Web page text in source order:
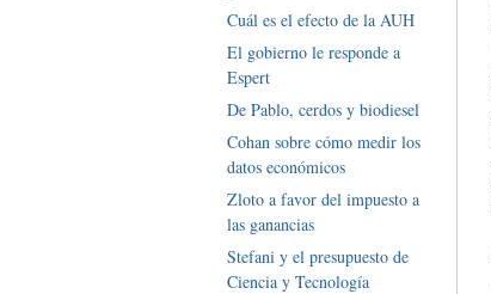
Cuál es el efecto de la AUH
El gobierno le responde a
Espert
De Pablo, cerdos y biodiesel
Cohan sobre cómo medir los
datos económicos
Zloto a favor del impuesto a
las ganancias
Stefani y el presupuesto de
Ciencia y Tecnología